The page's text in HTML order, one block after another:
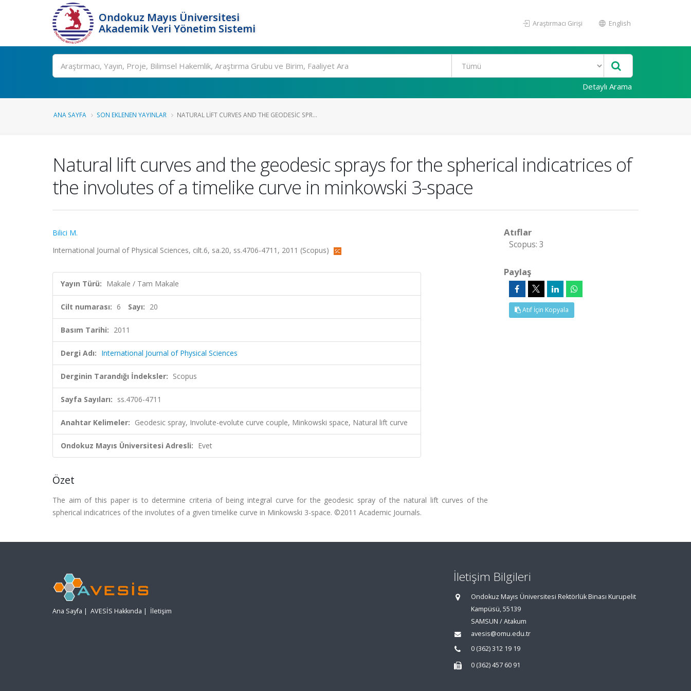
Ondokuz Mayıs Üniversitesi
Akademik Veri Yönetim Sistemi
Araştırmacı Girişi English
Ara
Detaylı Arama
ANA SAYFA SON EKLENEN YAYINLAR NATURAL LIFT CURVES AND THE GEODESIC SPR...
Natural lift curves and the geodesic sprays for the spherical indicatrices of
the involutes of a timelike curve in minkowski 3-space
Bilici M.
International Journal of Physical Sciences, cilt.6, sa.20, ss.4706-4711, 2011 (Scopus)
Yayın Türü: Makale / Tam Makale
Cilt numarası: 6 Sayı: 20
Basım Tarihi: 2011
Dergi Adı: International Journal of Physical Sciences
Derginin Tarandığı İndeksler: Scopus
Sayfa Sayıları: ss.4706-4711
Anahtar Kelimeler: Geodesic spray, Involute-evolute curve couple, Minkowski space, Natural lift curve
Ondokuz Mayıs Üniversitesi Adresli: Evet
Özet
The aim of this paper is to determine criteria of being integral curve for the geodesic spray of the natural lift curves of the
spherical indicatrices of the involutes of a given timelike curve in Minkowski 3-space. ©2011 Academic Journals.
Atıflar
Scopus: 3
Paylaş
Atıf İçin Kopyala
Ana Sayfa | AVESİS Hakkında | İletişim
İletişim Bilgileri
Ondokuz Mayıs Üniversitesi Rektörlük Binası Kurupelit
Kampüsü, 55139
SAMSUN / Atakum
avesis@omu.edu.tr
0 (362) 312 19 19
0 (362) 457 60 91